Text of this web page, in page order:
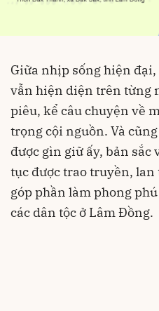
Giữa nhịp sống hiện
vẫn hiện diện trên từng
piêu, kể câu chuyện về
trọng cội nguồn. Và
được gìn giữ ấy, bản sắc
tục được trao truyền,
góp phần làm phong
các dân tộc ở Lâm Đồng.